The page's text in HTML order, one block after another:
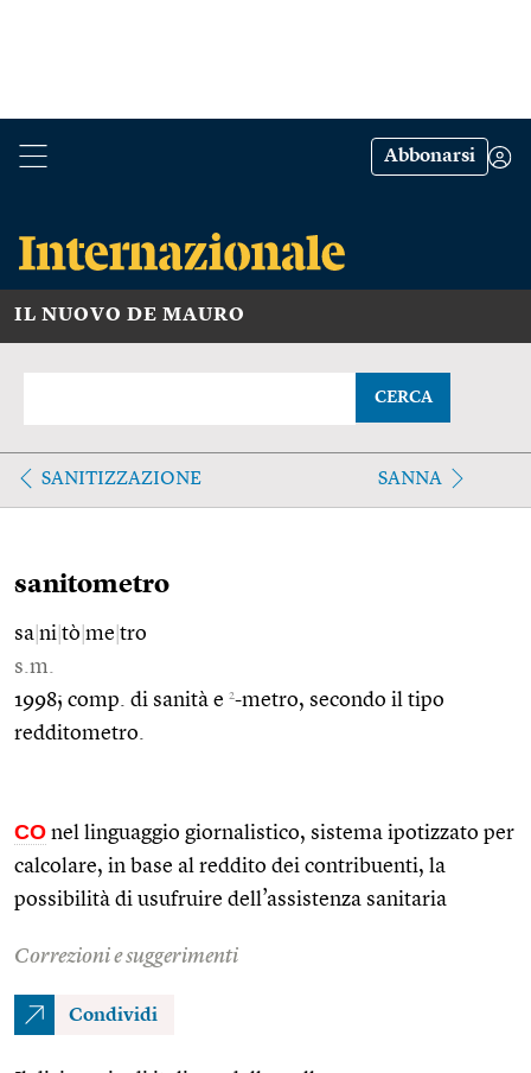
Abbonarsi
IL NUOVO DE MAURO
CERCA
SANITIZZAZIONE SANNA
sanitometro
sa ni tò me tro
s.m.
1998; comp. di sanità e 2-metro, secondo il tipo
redditometro.
CO nel linguaggio giornalistico, sistema ipotizzato per
calcolare, in base al reddito dei contribuenti, la
possibilità di usufruire dell’assistenza sanitaria
Correzioni e suggerimenti
Condividi